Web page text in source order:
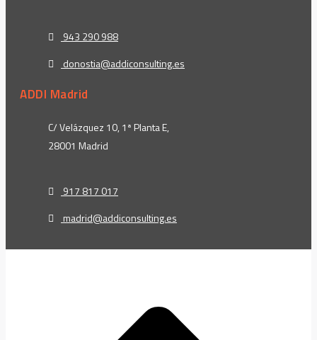
943 290 988
donostia@addiconsulting.es
ADDI Madrid
C/ Velázquez 10, 1ª Planta E,
28001 Madrid
917 817 017
madrid@addiconsulting.es